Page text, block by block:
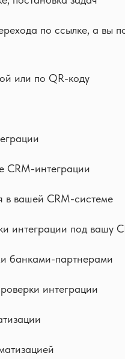
по ссылке, а вы
или по QR-коду
CRM-интеграции
в вашей CRM-системе
интеграции под вашу
банками-партнерами
интеграции